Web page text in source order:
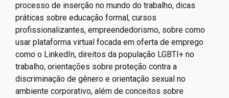
processo de inserção no mundo do trabalho, dicas
práticas sobre educação formal, cursos
profissionalizantes, empreendedorismo, sobre como
usar plataforma virtual focada em oferta de emprego
como o LinkedIn, direitos da população LGBTI+ no
trabalho, orientações sobre proteção contra a
discriminação de gênero e orientação sexual no
ambiente corporativo, além de conceitos sobre